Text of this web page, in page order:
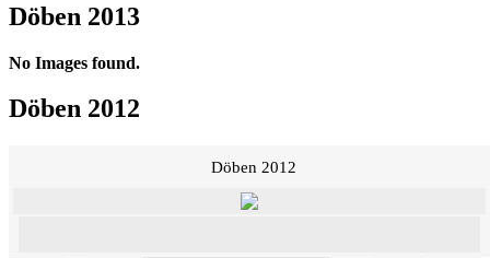
Döben 2013
No Images found.
Döben 2012
Döben 2012